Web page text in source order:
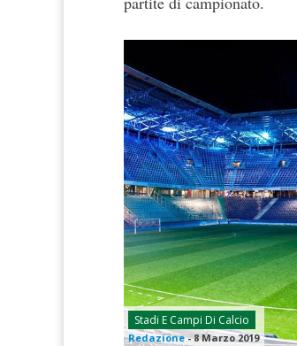
Stadi E Campi Di Calcio
Redazione-8 Marzo 2019